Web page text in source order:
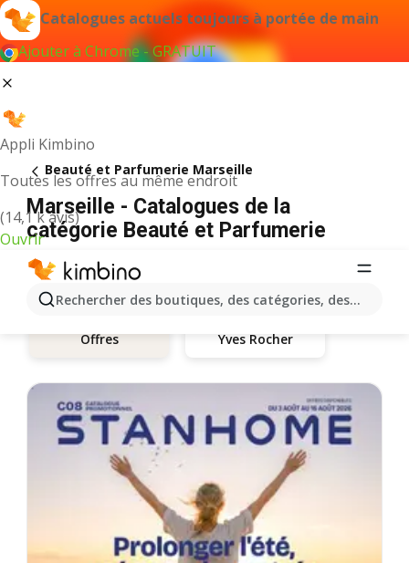
Catalogues actuels toujours à portée de main
Ajouter à Chrome - GRATUIT
Appli Kimbino
Toutes les offres au même endroit
(14,1 k avis)
Ouvrir
Rechercher des boutiques, des catégories, des
Beauté et Parfumerie Marseille
Marseille - Catalogues de la
catégorie Beauté et Parfumerie
Offres Yves Rocher